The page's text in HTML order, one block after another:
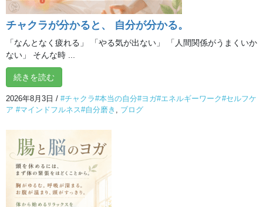
2020年12月6日
オンライン体験クラス
チャクラが分かると、 自分が分かる。
「なんとなく疲れる」 「やる気が出ない」 「人間関係がうまくいか
ない」 そんな時 ...
続きを読む
2026年8月3日 / #チャクラ#本当の自分#ヨガ#エネルギーワーク#セルフケ
ア #マインドフルネス#自分磨き
ブログ